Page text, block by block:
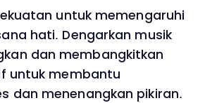
untuk memengaruhi
hati. Dengarkan musik
dan membangkitkan
untuk membantu
dan menenangkan pikiran.